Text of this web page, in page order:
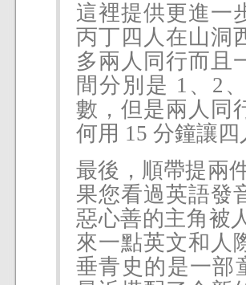
這裡提供更進一
丙丁四人在山洞
多兩人同行而且
間分別是 1、2
數，但是兩人同
何用 15 分鐘讓
最後，順帶提兩
果您看過英語發
惡心善的主角被
來一點英文和人
垂青史的是一部